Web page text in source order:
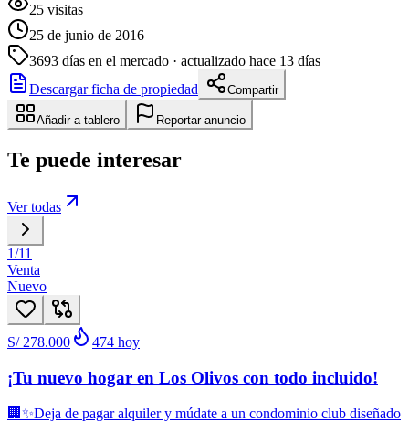
25 visitas
25 de junio de 2016
3693 días en el mercado · actualizado hace 13 días
Descargar ficha de propiedad
Compartir
Añadir a tablero Reportar anuncio
Te puede interesar
Ver todas
1/11
Venta
Nuevo
S/ 278.000 474 hoy
¡Tu nuevo hogar en Los Olivos con todo incluido!
🏢✨Deja de pagar alquiler y múdate a un condominio club diseñado